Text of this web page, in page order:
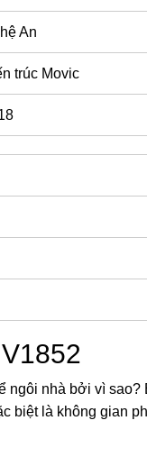
An
trúc Movic
ngôi nhà bởi vì sao?
biệt là không gian